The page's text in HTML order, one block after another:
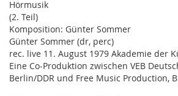
Hörmusik
(2. Teil)
Komposition: Günter Sommer
Günter Sommer (dr, perc)
rec. live 11. August 1979 Akademie der
Eine Co-Produktion zwischen VEB
Berlin/DDR und Free Music Production,